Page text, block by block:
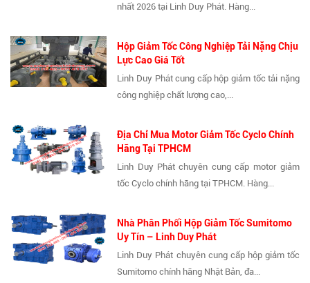
nhất 2026 tại Linh Duy Phát. Hàng...
Hộp Giảm Tốc Công Nghiệp Tải Nặng Chịu
Lực Cao Giá Tốt
Linh Duy Phát cung cấp hộp giảm tốc tải nặng
công nghiệp chất lượng cao,...
Địa Chỉ Mua Motor Giảm Tốc Cyclo Chính
Hãng Tại TPHCM
Linh Duy Phát chuyên cung cấp motor giảm
tốc Cyclo chính hãng tại TPHCM. Hàng...
Nhà Phân Phối Hộp Giảm Tốc Sumitomo
Uy Tín – Linh Duy Phát
Linh Duy Phát chuyên cung cấp hộp giảm tốc
Sumitomo chính hãng Nhật Bản, đa...